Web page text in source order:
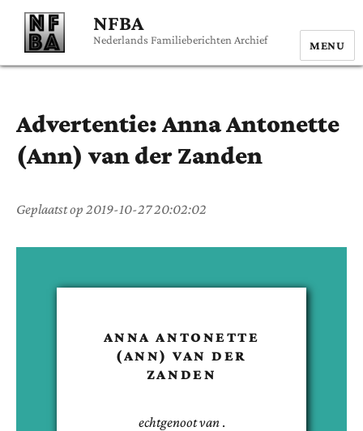
NFBA
Nederlands Familieberichten Archief MENU
Advertentie: Anna Antonette
(Ann) van der Zanden
Geplaatst op 2019-10-27 20:02:02
ANNA ANTONETTE
(ANN) VAN DER
ZANDEN
echtgenoot van .